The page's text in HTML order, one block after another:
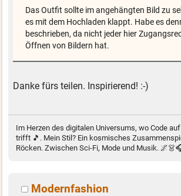
Das Outfit sollte im angehängten Bild zu
es mit dem Hochladen klappt. Habe es
beschrieben, da nicht jeder hier
Öffnen von Bildern hat.
Danke fürs teilen. Inspirierend! :-)
Im Herzen des digitalen Universums, wo Code
trifft 🎵. Mein Stil? Ein kosmisches
Röcken. Zwischen Sci-Fi, Mode und Musik.
Modernfashion